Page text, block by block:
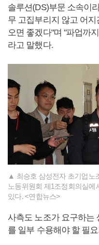
솔루션(DS)부문 소속이
무 고집부리지 않고 어
오면 좋겠다"며 "파업까
라고 말했다.
▲ 최승호 삼성전자 초기업노
노동위원회 제1조정회의실에
있다. <연합뉴스>
사측도 노조가 요구하는
를 일부 수용해야 할 필